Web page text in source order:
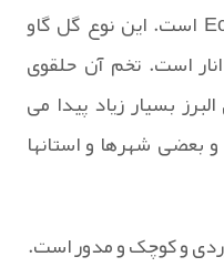
نام علمی آن Echium amoenum است. این نوع گل گاو
است. تخم آن حلقوی
بسیار زیاد پیدا می
بعضی شهرها و استانها
و کوچک و مدور است.